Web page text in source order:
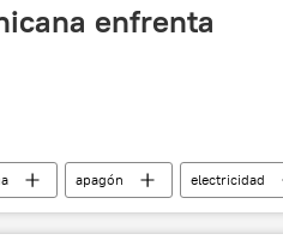
enfrenta
apagón electricidad